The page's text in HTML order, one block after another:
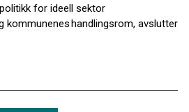
for ideell sektor
kommunenes handlingsrom, avslutter